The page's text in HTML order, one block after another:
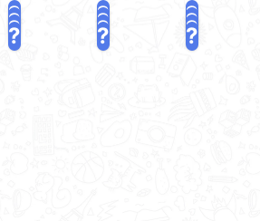
? ? ?
? ? ?
? ? ?
? ? ?